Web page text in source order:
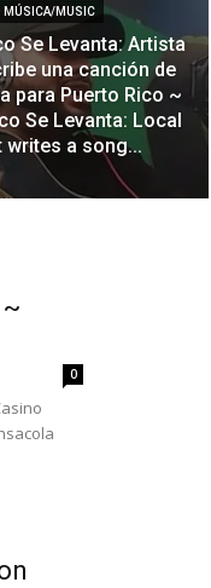
MÚSICA/MUSIC
Se Levanta: Artista
una canción de
para Puerto Rico ~
Se Levanta: Local
writes a song...
0